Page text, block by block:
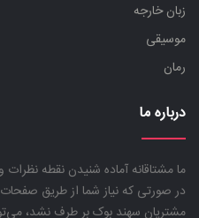
زبان خارجه
موسیقی
رمان
درباره ما
ما مشتاقانه آماده شنیدن نقطه
در صورتی که نیاز شما از طریق
مشتریان سهند بوک بر طرف نشد،